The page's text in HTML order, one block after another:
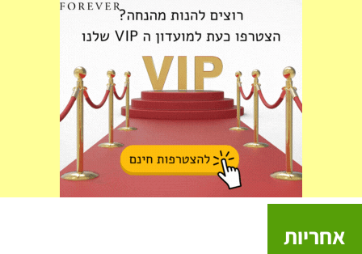
אחריות